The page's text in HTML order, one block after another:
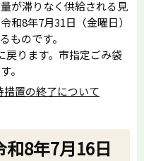
が滞りなく供給される見
和8年7月31日（金曜日）
ものです。
戻ります。市指定ごみ袋
。
置の終了について
8年7月16日